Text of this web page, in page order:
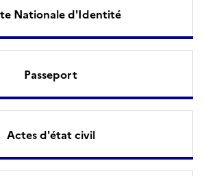
Nationale d'Identité
Passeport
Actes d'état civil